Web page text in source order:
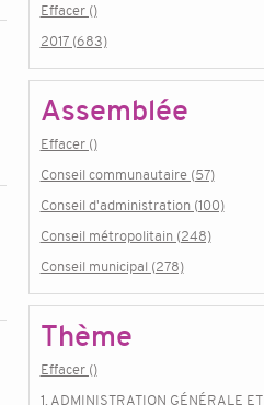
Effacer ()
2017 (683)
Assemblée
Effacer ()
Conseil communautaire (57)
Conseil d'administration (100)
Conseil métropolitain (248)
Conseil municipal (278)
Thème
Effacer ()
1. ADMINISTRATION GÉNÉRALE ET